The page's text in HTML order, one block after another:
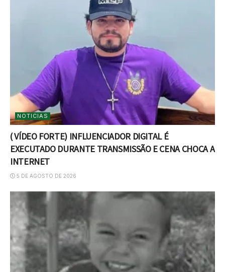
NOTICIAS
( VÍDEO FORTE) INFLUENCIADOR DIGITAL É
EXECUTADO DURANTE TRANSMISSÃO E CENA CHOCA A
INTERNET
5 DE AGOSTO DE 2026